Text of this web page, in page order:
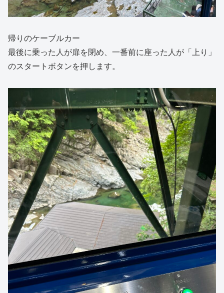
帰りのケーブルカー
最後に乗った人が扉を閉め、一番前に座った人が「上り」
のスタートボタンを押します。